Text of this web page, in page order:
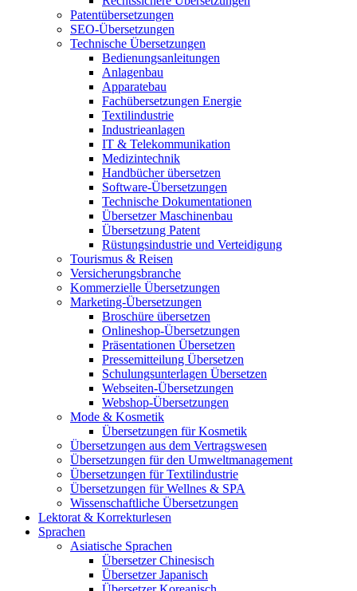
Patentübersetzungen
SEO-Übersetzungen
Technische Übersetzungen
Bedienungsanleitungen
Anlagenbau
Apparatebau
Fachübersetzungen Energie
Textilindustrie
Industrieanlagen
IT & Telekommunikation
Medizintechnik
Handbücher übersetzen
Software-Übersetzungen
Technische Dokumentationen
Übersetzer Maschinenbau
Übersetzung Patent
Rüstungsindustrie und Verteidigung
Tourismus & Reisen
Versicherungsbranche
Kommerzielle Übersetzungen
Marketing-Übersetzungen
Broschüre übersetzen
Onlineshop-Übersetzungen
Präsentationen Übersetzen
Pressemitteilung Übersetzen
Schulungsunterlagen Übersetzen
Webseiten-Übersetzungen
Webshop-Übersetzungen
Mode & Kosmetik
Übersetzungen für Kosmetik
Übersetzungen aus dem Vertragswesen
Übersetzungen für den Umweltmanagement
Übersetzungen für Textilindustrie
Übersetzungen für Wellnes & SPA
Wissenschaftliche Übersetzungen
Lektorat & Korrekturlesen
Sprachen
Asiatische Sprachen
Übersetzer Chinesisch
Übersetzer Japanisch